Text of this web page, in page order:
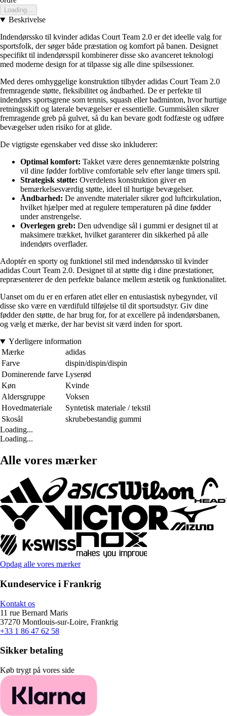
Loading...
Beskrivelse
Indendørssko til kvinder adidas Court Team 2.0 er det ideelle valg for
sportsfolk, der søger både præstation og komfort på banen. Designet
specifikt til indendørsspil kombinerer disse sko avanceret teknologi
med moderne design for at tilpasse sig alle dine spilsessioner.
Med deres omhyggelige konstruktion tilbyder adidas Court Team 2.0
fremragende støtte, fleksibilitet og åndbarhed. De er perfekte til
indendørs sportsgrene som tennis, squash eller badminton, hvor hurtige
retningsskift og laterale bevægelser er essentielle. Gummisålen sikrer
fremragende greb på gulvet, så du kan bevare godt fodfæste og udføre
bevægelser uden risiko for at glide.
De vigtigste egenskaber ved disse sko inkluderer:
Optimal komfort: Takket være deres gennemtænkte polstring
vil dine fødder forblive comfortable selv efter lange timers spil.
Strategisk støtte: Overdelens konstruktion giver en
bemærkelsesværdig støtte, ideel til hurtige bevægelser.
Åndbarhed: De anvendte materialer sikrer god luftcirkulation,
hvilket hjælper med at regulere temperaturen på dine fødder
under anstrengelse.
Overlegen greb: Den udvendige sål i gummi er designet til at
maksimere trækket, hvilket garanterer din sikkerhed på alle
indendørs overflader.
Adoptér en sporty og funktionel stil med indendørssko til kvinder
adidas Court Team 2.0. Designet til at støtte dig i dine præstationer,
repræsenterer de den perfekte balance mellem æstetik og funktionalitet.
Uanset om du er en erfaren atlet eller en entusiastisk nybegynder, vil
disse sko være en værdifuld tilføjelse til dit sportsudstyr. Giv dine
fødder den støtte, de har brug for, for at excellere på indendørsbanen,
og vælg et mærke, der har bevist sit værd inden for sport.
Yderligere information
Mærke
adidas
Farve
dispin/dispin/dispin
Dominerende farve Lyserød
Køn
Kvinde
Aldersgruppe
Voksen
Hovedmateriale
Syntetisk materiale / tekstil
Skosål
skrubebestandig gummi
Loading...
Loading...
Alle vores mærker
Opdag alle vores mærker
Kundeservice i Frankrig
Kontakt os
11 rue Bernard Maris
37270 Montlouis-sur-Loire, Frankrig
+33 1 86 47 62 58
Sikker betaling
Køb trygt på vores side